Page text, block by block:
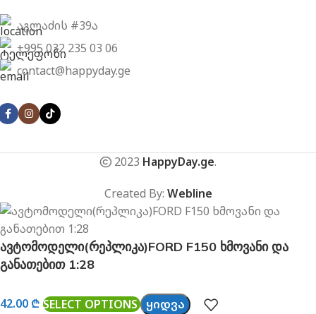
აგლაძის #39ა
+995 032 235 03 06
contact@happyday.ge
2023 HappyDay.ge.
Created By: Webline
ავტომოდელი(რეპლიკა)FORD F150 ხმოვანი და
განათებით 1:28
42.00 ₾ SELECT OPTIONS ᲧᲘᲓᲕᲐ